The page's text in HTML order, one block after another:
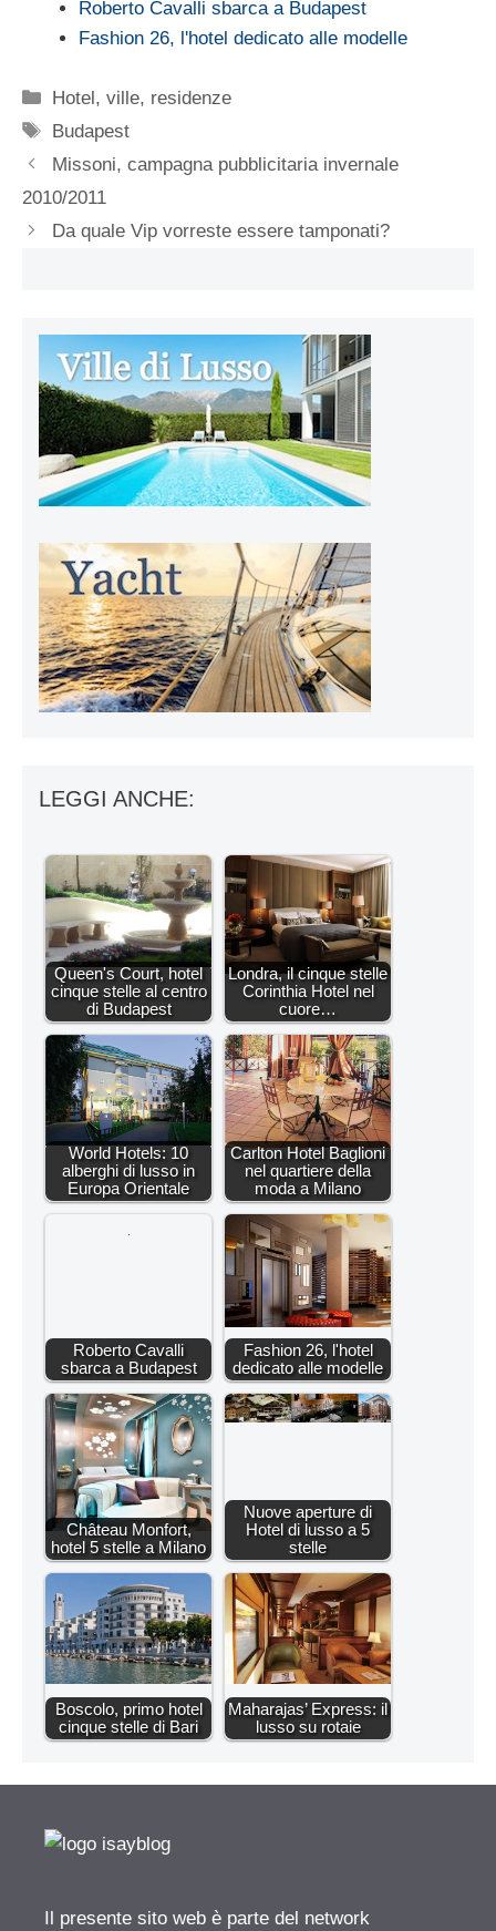
Roberto Cavalli sbarca a Budapest
Fashion 26, l'hotel dedicato alle modelle
Categorie
Hotel, ville, residenze
Tag
Budapest
Missoni, campagna pubblicitaria invernale
2010/2011
Da quale Vip vorreste essere tamponati?
LEGGI ANCHE:
Queen's Court, hotel
cinque stelle al centro
di Budapest
Londra, il cinque stelle
Corinthia Hotel nel
cuore…
World Hotels: 10
alberghi di lusso in
Europa Orientale
Carlton Hotel Baglioni
nel quartiere della
moda a Milano
Roberto Cavalli
sbarca a Budapest
Fashion 26, l'hotel
dedicato alle modelle
Château Monfort,
hotel 5 stelle a Milano
Nuove aperture di
Hotel di lusso a 5
stelle
Boscolo, primo hotel
cinque stelle di Bari
Maharajas’ Express: il
lusso su rotaie
Il presente sito web è parte del network